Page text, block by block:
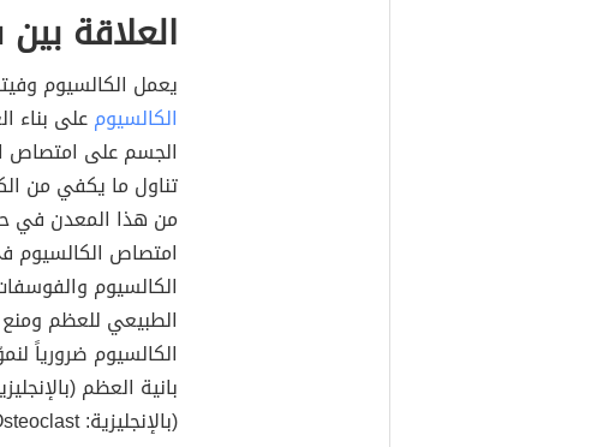
العلاقة
يعمل الكالسيوم
الكالسيومعلى بناء
الجسم على امتصاص
تناول ما يكفي من
من هذا المعدن في
امتصاص الكالسيوم
الكالسيوم
الطبيعي للعظم
الكالسيوم ضرورياً
(بالإنجليزية: Osteoclast)‏.